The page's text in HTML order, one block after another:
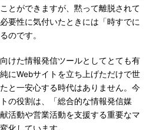
とができますが、黙って離脱されて
要性に気付いたときには「時すでに
のです。
けた情報発信ツールとしてとても有
にWebサイトを立ち上げただけで世
と一安心する時代はありません。今
の役割は、「総合的な情報発信媒
活動や営業活動を支援する重要なマ